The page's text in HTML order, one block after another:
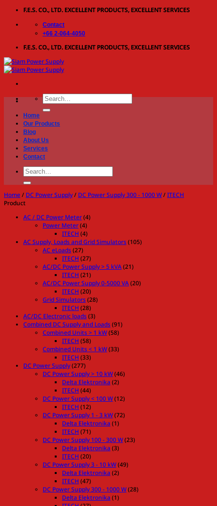
content
F.E.S. CO., LTD. EXCELLENT PRODUCTS, EXCELLENT SERVICES
Contact
+66 2-064-4050
F.E.S. CO., LTD. EXCELLENT PRODUCTS, EXCELLENT SERVICES
Search
for:
Home
Our Products
Blog
About Us
Services
Contact
Search
for:
Home/ DC Power Supply/ DC Power Supply 300 - 1000 W/ITECH
Product
AC / DC Power Meter(4)
Power Meter(4)
ITECH (4)
AC Supply, Loads and Grid Simulators(105)
AC eLoads(27)
ITECH (27)
AC/DC Power Supply > 5 kVA(21)
ITECH (21)
AC/DC Power Supply 0-5000 VA(20)
ITECH (20)
Grid Simulators(28)
ITECH (28)
AC/DC Electronic loads(3)
Combined DC Supply and Loads(91)
Combined Units > 1 kW(58)
ITECH (58)
Combined Units < 1 kW(33)
ITECH (33)
DC Power Supply(277)
DC Power Supply > 10 kW(46)
Delta Elektronika (2)
ITECH (44)
DC Power Supply < 100 W(12)
ITECH (12)
DC Power Supply 1 - 3 kW(72)
Delta Elektronika (1)
ITECH (71)
DC Power Supply 100 - 300 W(23)
Delta Elektronika (3)
ITECH (20)
DC Power Supply 3 - 10 kW(49)
Delta Elektronika (2)
ITECH (47)
DC Power Supply 300 - 1000 W(28)
Delta Elektronika (1)